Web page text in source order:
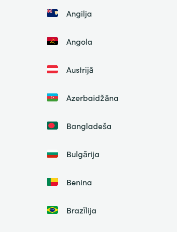
Angilja
Angola
Austrijā
Azerbaidžāna
Bangladeša
Bulgārija
Benina
Brazīlija